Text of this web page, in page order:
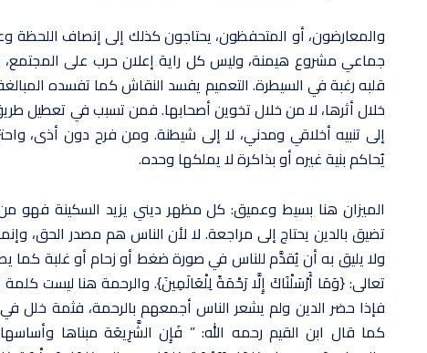
والمعارضون، أو المتحفظون، يحتاجون كذلك إلى إنصاف اللحظة
جماعي مشروع هيمنة، وليس كل راية إعلان حرب على
قلبه رغبة في السيطرة. التعميم يفسد النقاش كما تفسده
خلال أثرها، لا من خلال تخوين أصحابها. فمن تسبب في تعطيل
إلى تنبيه أخلاقي ومدني، لا إلى شيطنة. ومن فرح دون أذى،
يُحاكم بنية غيره أو بذاكرة لا يملكها وحده.
الميزان هنا بسيط وعميق: كل مظهر ديني يزيد السكينة فهو
تضيق بالدين يحتاج إلى مراجعة. لا لأن الناس هم مصدر الحق،
ولا يليق به أن يُقدَّم للناس في صورة ضغط أو زحام أو غلبة كما
تعالى: {وَمَا أَرْسَلْنَاكَ إِلَّا رَحْمَةً لِلْعَالَمِينَ}. والرحمة هنا ليست
فإذا حضر الدين ولم يشعر الناس أجمعهم بالرحمة، فثمة خلل
كما قال ابن القيم رحمه الله: ” فَإِن الشَّرِيعَة مبناها